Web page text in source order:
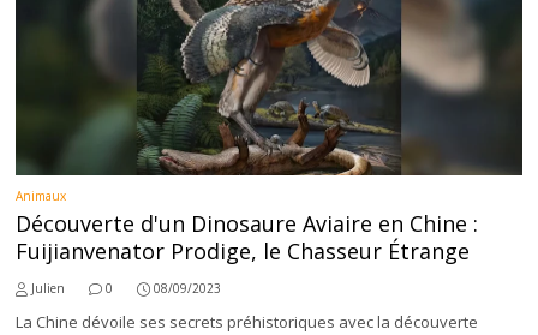
Animaux
Découverte d'un Dinosaure Aviaire en Chine :
Fuijianvenator Prodige, le Chasseur Étrange
Julien 0 08/09/2023
La Chine dévoile ses secrets préhistoriques avec la découverte